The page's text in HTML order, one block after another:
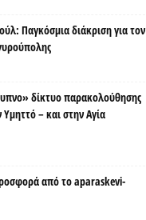
Παγκόσμια διάκριση για τον
δίκτυο παρακολούθησης
– και στην Αγία
από το aparaskevi-